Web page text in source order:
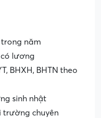
năm
lương
BHXH, BHTN theo
sinh nhật
trường chuyên